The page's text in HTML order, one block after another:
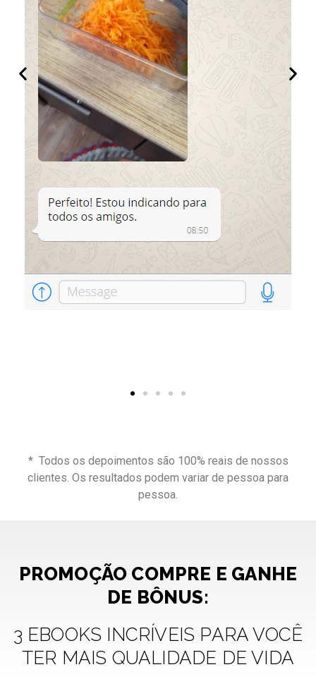
* Todos os depoimentos são 100% reais de nossos
clientes. Os resultados podem variar de pessoa para
pessoa.
PROMOÇÃO COMPRE E GANHE
DE BÔNUS:
3 EBOOKS INCRÍVEIS PARA VOCÊ
TER MAIS QUALIDADE DE VIDA